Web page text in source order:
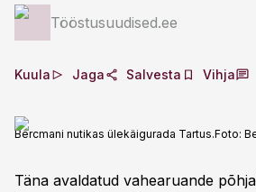
Tööstusuudised.ee
Kuula Jaga Salvesta Vihja
Bercmani nutikas ülekäigurada Tartus.Foto:
Täna avaldatud vahearuande